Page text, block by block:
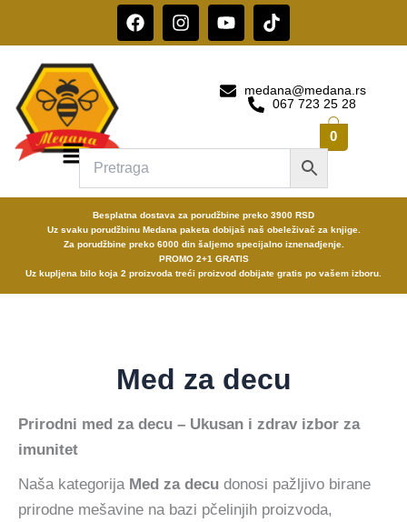
sadržaj
F
a
c
I
n
s
Y
o
u
u
b
T
i
k
o
k
medana@medana.rs
067 723 25 28
Menu 0
Besplatna dostava za porudžbine preko 3900 RSD
Uz svaku porudžbinu Medana paketa dobijaš naš obeleživač za knjige.
Za porudžbine preko 6000 din šaljemo specijalno iznenadjenje.
PROMO 2+1 GRATIS
Uz kupljena bilo koja 2 proizvoda treći proizvod dobijate gratis po vašem izboru.
Med za decu
Prirodni med za decu – Ukusan i zdrav izbor za
imunitet
Naša kategorija Med za decu donosi pažljivo birane
prirodne mešavine na bazi pčelinjih proizvoda,